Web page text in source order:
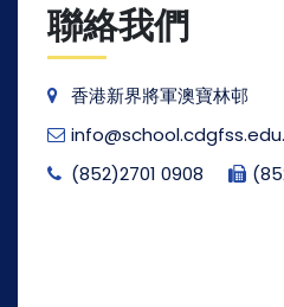
聯絡我們
香港新界將軍澳寶林邨
(852)2701 0908